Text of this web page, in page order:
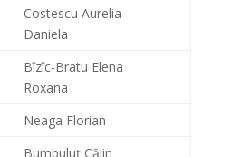
Costescu Aurelia-
Daniela
Bîzîc-Bratu Elena
Roxana
Neaga Florian
Bumbuluț Călin